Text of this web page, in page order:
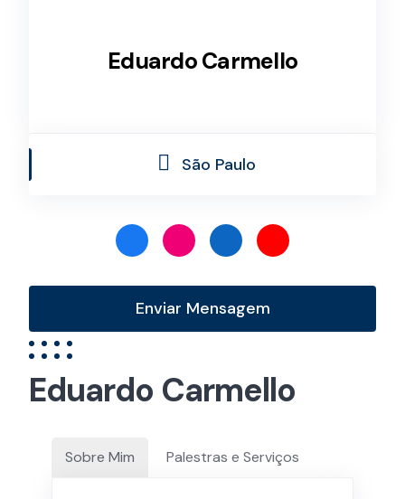
Eduardo Carmello
São Paulo
Enviar Mensagem
Eduardo Carmello
Sobre Mim Palestras e Serviços